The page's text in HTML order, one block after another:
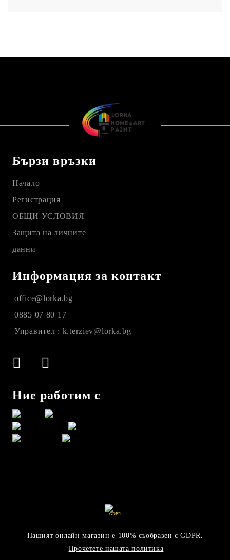
Бързи връзки
Начало
Регистрация
ОБЩИ УСЛОВИЯ
Защита на личните
данни
Информация за контакт
office@lorka.bg
0885 07 80 17
Управител : k.terziev@lorka.bg
Ние работим с
GDPR
Нашият онлайн магазин е 100% съобразен с GDPR.
Прочетете нашата политика